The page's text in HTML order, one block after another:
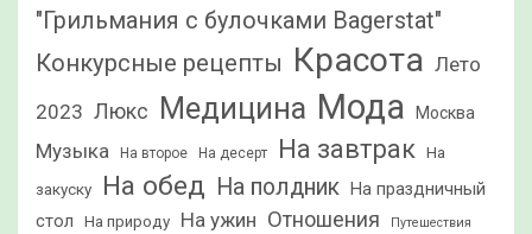
"Грильмания с булочками Bagerstat"
Конкурсные рецепты Красота Лето
2023 Люкс Медицина Мода Москва
Музыка На второе На десерт На завтрак На
закуску На обед На полдник На праздничный
стол
На природу На ужин Отношения Путешествия